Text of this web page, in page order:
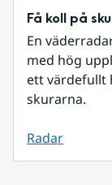
Få koll på
En
med hög
ett värdefullt
skurarna.
Radar